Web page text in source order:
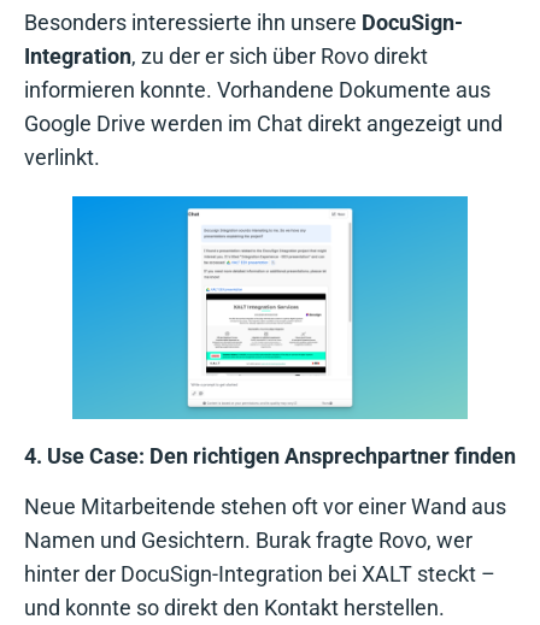
Besonders interessierte ihn unsere DocuSign-
Integration, zu der er sich über Rovo direkt
informieren konnte. Vorhandene Dokumente aus
Google Drive werden im Chat direkt angezeigt und
verlinkt.
4. Use Case: Den richtigen Ansprechpartner finden
Neue Mitarbeitende stehen oft vor einer Wand aus
Namen und Gesichtern. Burak fragte Rovo, wer
hinter der DocuSign-Integration bei XALT steckt –
und konnte so direkt den Kontakt herstellen.